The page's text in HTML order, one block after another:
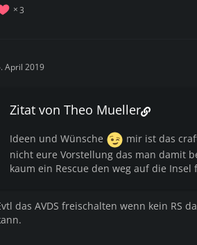
3
April 2019
Zitat von Theo Mueller
Ideen und Wünsche
mir ist das
nicht eure Vorstellung das man damit
kaum ein Rescue den weg auf die Insel
das AVDS freischalten wenn kein RS